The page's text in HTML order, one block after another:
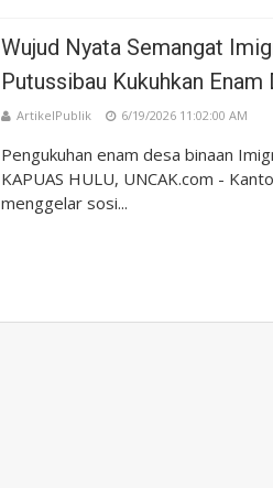
Wujud Nyata Semangat
Putussibau Kukuhkan Enam
ArtikelPublik 6/19/2026 11:02:00 AM
Pengukuhan enam desa binaan
KAPUAS HULU, UNCAK.com -
menggelar sosi...